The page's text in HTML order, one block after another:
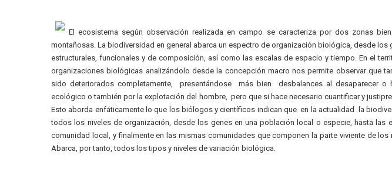
El ecosistema según observación realizada en campo se caracteriza por dos zonas
montañosas. La biodiversidad en general abarca un espectro de organización biológica, desde
estructurales, funcionales y de composición, así como las escalas de espacio y tiempo. En el
organizaciones biológicas analizándolo desde la concepción macro nos permite observar que
sido deteriorados completamente, presentándose más bien desbalances al desaparecer o
ecológico o también por la explotación del hombre, pero que si hace necesario cuantificar y
Esto aborda enfáticamente lo que los biólogos y científicos indican que en la actualidad la
todos los niveles de organización, desde los genes en una población local o especie, hasta las
comunidad local, y finalmente en las mismas comunidades que componen la parte viviente de
Abarca, por tanto, todos los tipos y niveles de variación biológica.